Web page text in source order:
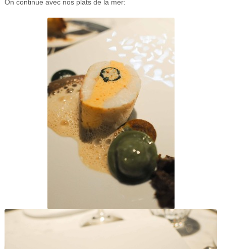
On continue avec nos plats de la mer: